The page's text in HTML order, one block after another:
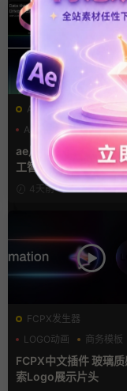
AE模板
AI
产品介绍 产品
ae片头模板 36秒科技感AI人
工智能SaaS产品图文
宣传视频AE模板
4天前
FCPX发生器
LOGO动画
商务模板
支持Intel+M芯片
FCPX中文插件 玻璃
索Logo展示片头